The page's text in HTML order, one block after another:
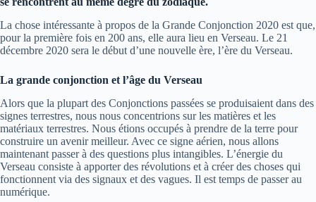
La chose intéressante à propos de la Grande Conjonction 2020 est que,
pour la première fois en 200 ans, elle aura lieu en Verseau. Le 21
décembre 2020 sera le début d’une nouvelle ère, l’ère du Verseau.
La grande conjonction et l’âge du Verseau
Alors que la plupart des Conjonctions passées se produisaient dans des
signes terrestres, nous nous concentrions sur les matières et les
matériaux terrestres. Nous étions occupés à prendre de la terre pour
construire un avenir meilleur. Avec ce signe aérien, nous allons
maintenant passer à des questions plus intangibles. L’énergie du
Verseau consiste à apporter des révolutions et à créer des choses qui
fonctionnent via des signaux et des vagues. Il est temps de passer au
numérique.